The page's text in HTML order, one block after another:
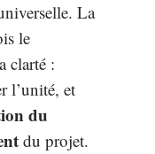
La
le
clarté :
l’unité, et
du
du projet.